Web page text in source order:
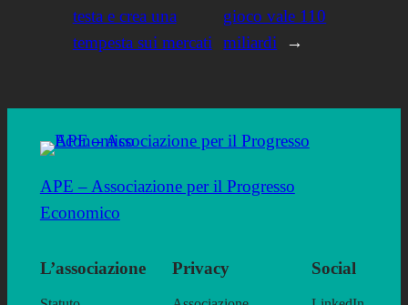
testa e crea una
tempesta sui mercati
gioco vale 110
miliardi
→
APE – Associazione per il Progresso
Economico
L’associazione Privacy Social